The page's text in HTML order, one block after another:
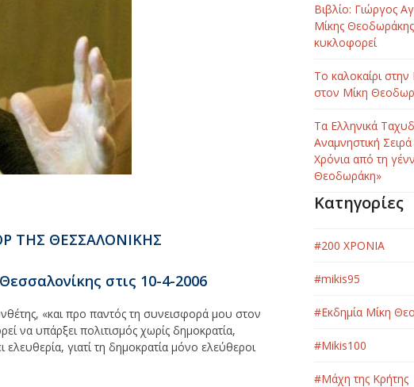
THΣ ΘEΣΣAΛONIKHΣ
στις 10-4-2006
«και προ παντός τη συνεισφορά μου στον
να υπάρξει πολιτισμός χωρίς δημοκρατία,
γιατί τη δημοκρατία μόνο ελεύθεροι
Βιβλίο: Γιώργος
Μίκης
κυκλοφορεί
Το καλοκαίρι
στον Μίκη
Τα Ελληνικά
Αναμνηστική
Χρόνια από τη
Θεοδωράκη»
Κατηγορίες
#200 ΧΡΟΝΙΑ
#mikis95
#Εκδημία Μίκη
#Μikis100
#Μάχη της Κρήτης